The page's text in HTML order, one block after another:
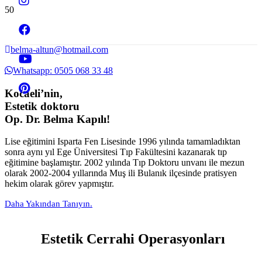
belma-altun@hotmail.com
Whatsapp: 0505 068 33 48
Kocaeli’nin,
Estetik doktoru
Op. Dr. Belma Kapılı!
Lise eğitimini Isparta Fen Lisesinde 1996 yılında tamamladıktan
sonra aynı yıl Ege Üniversitesi Tıp Fakültesini kazanarak tıp
eğitimine başlamıştır. 2002 yılında Tıp Doktoru unvanı ile mezun
olarak 2002-2004 yıllarında Muş ili Bulanık ilçesinde pratisyen
hekim olarak görev yapmıştır.
Daha Yakından Tanıyın.
Estetik Cerrahi Operasyonları